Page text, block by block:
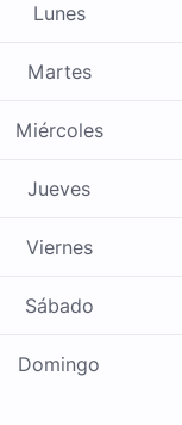
Lunes
Martes
Miércoles
Jueves
Viernes
Sábado
Domingo